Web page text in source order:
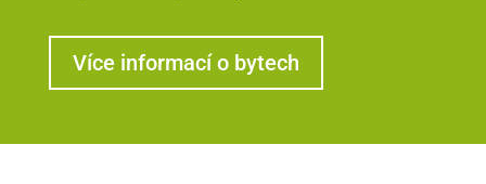
Více informací o bytech